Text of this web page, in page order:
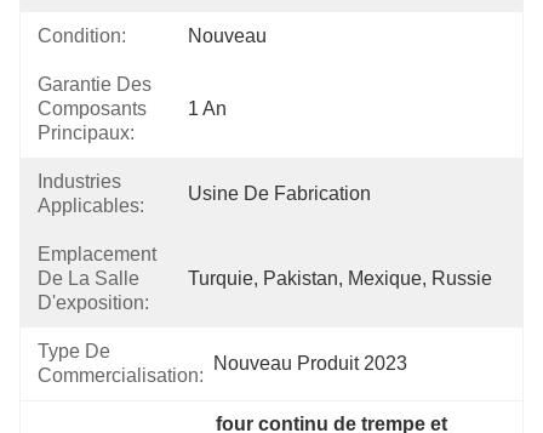
Condition: Nouveau
Garantie Des
Composants
Principaux:
1 An
Industries
Applicables:
Usine De Fabrication
Emplacement
De La Salle
D'exposition:
Turquie, Pakistan, Mexique, Russie
Type De
Commercialisation:
Nouveau Produit 2023
four continu de trempe et